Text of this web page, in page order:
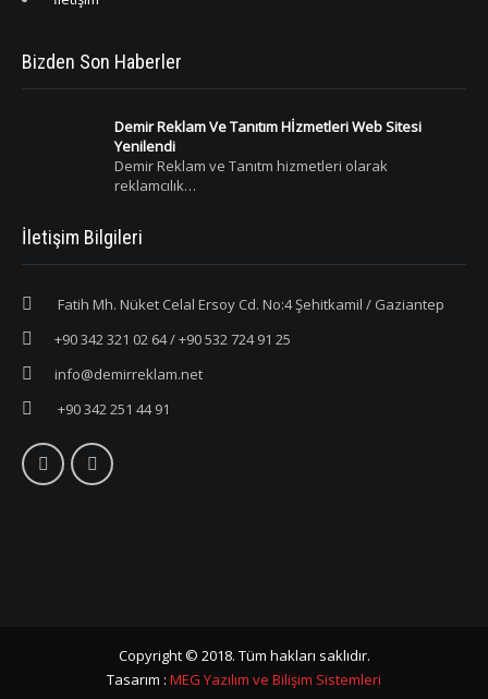
Bizden Son Haberler
Demir Reklam Ve Tanıtım Hİzmetleri Web Sitesi
Yenilendi
Demir Reklam ve Tanıtm hizmetleri olarak
reklamcılık…
İletişim Bilgileri
Fatih Mh. Nüket Celal Ersoy Cd. No:4 Şehitkamil / Gaziantep
+90 342 321 02 64 / +90 532 724 91 25
info@demirreklam.net
+90 342 251 44 91
Copyright © 2018. Tüm hakları saklıdır.
Tasarım : MEG Yazılım ve Bilişim Sistemleri